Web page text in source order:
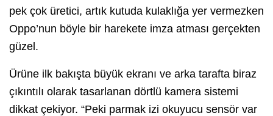
pek çok üretici, artık kutuda kulaklığa yer vermezken
Oppo’nun böyle bir harekete imza atması gerçekten
güzel.
Ürüne ilk bakışta büyük ekranı ve arka tarafta biraz
çıkıntılı olarak tasarlanan dörtlü kamera sistemi
dikkat çekiyor. “Peki parmak izi okuyucu sensör var